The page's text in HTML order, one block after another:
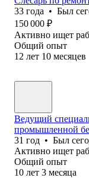
33 года • Был
150 000 ₽
Активно ищет
Общий опыт
12 лет 10 месяцев
Ведущий
промышленной
31 год • Был
Активно ищет
Общий опыт
10 лет 3 месяца